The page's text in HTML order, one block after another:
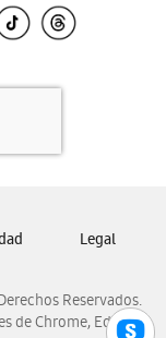
Reservados.
de Chrome, Edge,
Legal